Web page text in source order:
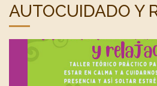
AUTOCUIDADO Y